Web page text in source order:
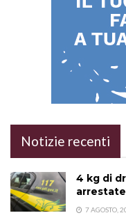
Notizie recenti
4 kg di
7 AGOSTO,